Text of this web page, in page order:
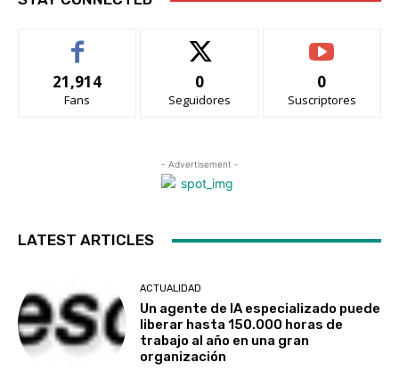
21,914
Fans
0
Seguidores
0
Suscriptores
- Advertisement -
LATEST ARTICLES
ACTUALIDAD
Un agente de IA especializado puede
liberar hasta 150.000 horas de
trabajo al año en una gran
organización